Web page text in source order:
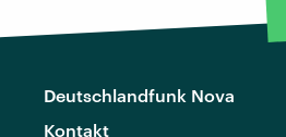
Deutschlandfunk Nova
Kontakt